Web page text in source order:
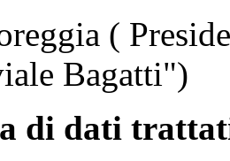
(
Bagatti")
di dati